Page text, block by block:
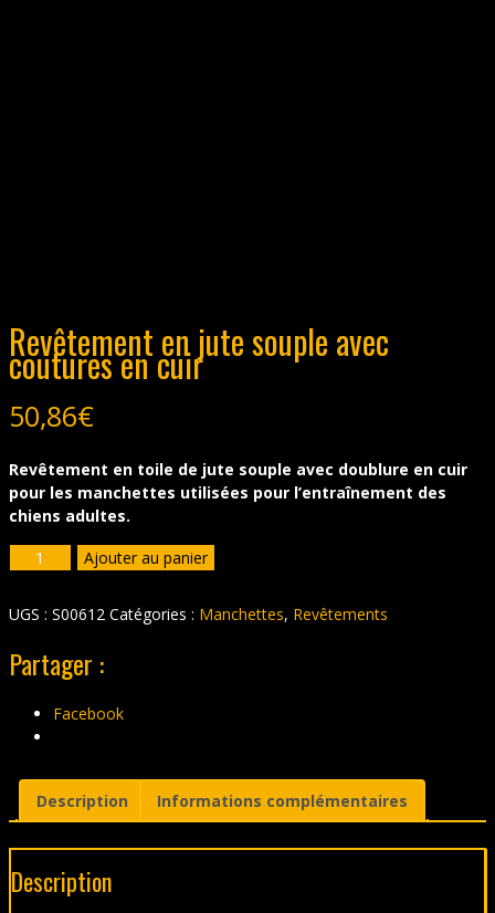
Revêtement en jute souple avec
coutures en cuir
50,86€
Revêtement en toile de jute souple avec doublure en cuir
pour les manchettes utilisées pour l’entraînement des
chiens adultes.
quantité
de
en
souple
coutures
Ajouter au panier
UGS : S00612 Catégories : Manchettes, Revêtements
Partager :
Facebook
Description Informations complémentaires
Description